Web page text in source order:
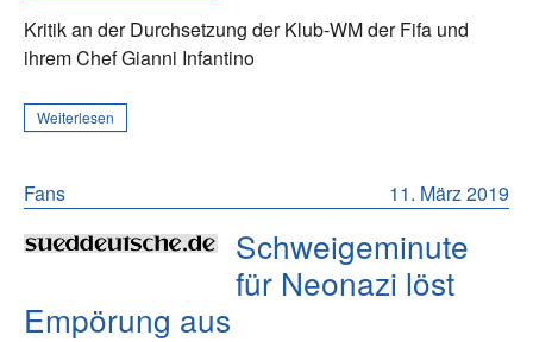
Kritik an der Durchsetzung der Klub-WM der Fifa und
ihrem Chef Gianni Infantino
Weiterlesen
11. März 2019
Fans
Schweigeminute
für Neonazi löst
Empörung aus